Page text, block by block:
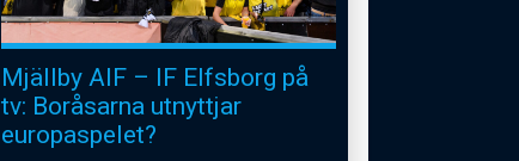
Mjällby AIF – IF Elfsborg på
tv: Boråsarna utnyttjar
europaspelet?